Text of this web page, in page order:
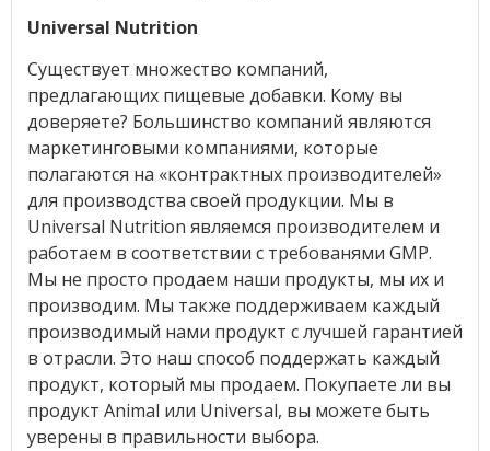
Universal Nutrition
Существует множество компаний,
предлагающих пищевые добавки. Кому вы
доверяете? Большинство компаний являются
маркетинговыми компаниями, которые
полагаются на «контрактных производителей»
для производства своей продукции. Мы в
Universal Nutrition являемся производителем и
работаем в соответствии с требованями GMP.
Мы не просто продаем наши продукты, мы их и
производим. Мы также поддерживаем каждый
производимый нами продукт с лучшей гарантией
в отрасли. Это наш способ поддержать каждый
продукт, который мы продаем. Покупаете ли вы
продукт Animal или Universal, вы можете быть
уверены в правильности выбора.